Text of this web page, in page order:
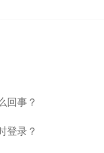
回事？
登录？